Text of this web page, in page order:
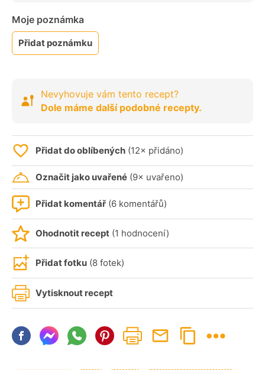
Moje poznámka
Přidat poznámku
Nevyhovuje vám tento recept?
Dole máme další podobné recepty.
Přidat do oblíbených (12× přidáno)
Označit jako uvařené (9× uvařeno)
Přidat komentář (6 komentářů)
Ohodnotit recept (1 hodnocení)
Přidat fotku (8 fotek)
Vytisknout recept